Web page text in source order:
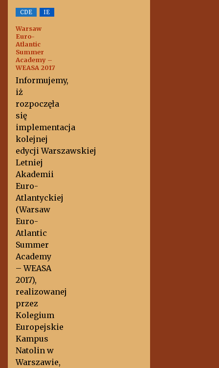
CDE IE
Warsaw
Euro-
Atlantic
Summer
Academy –
WEASA 2017
Informujemy,
iż
rozpoczęła
się
implementacja
kolejnej
edycji Warszawskiej
Letniej
Akademii
Euro-
Atlantyckiej
(Warsaw
Euro-
Atlantic
Summer
Academy
– WEASA
2017),
realizowanej
przez
Kolegium
Europejskie
Kampus
Natolin w
Warszawie,